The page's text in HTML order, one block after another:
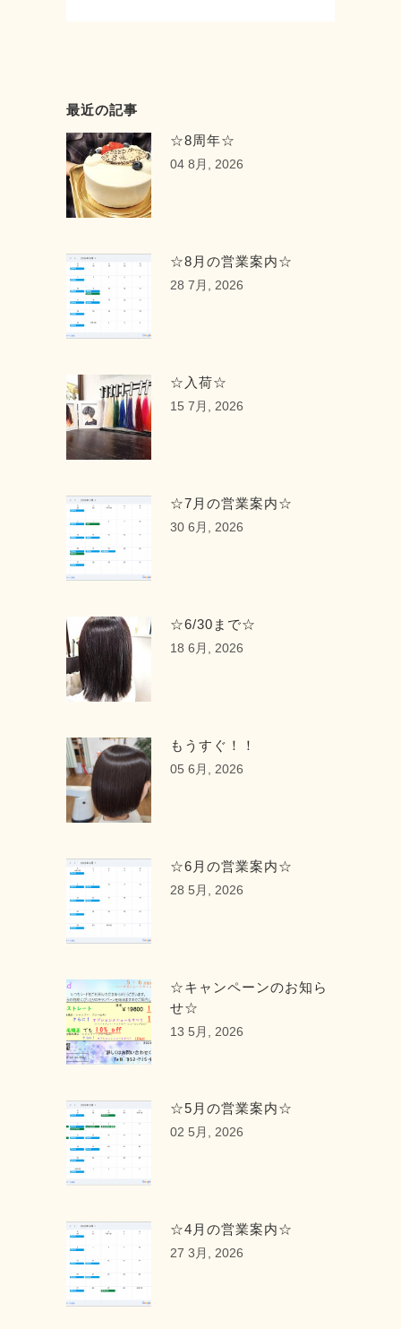
最近の記事
☆8周年☆
04 8月, 2026
☆8月の営業案内☆
28 7月, 2026
☆入荷☆
15 7月, 2026
☆7月の営業案内☆
30 6月, 2026
☆6/30まで☆
18 6月, 2026
もうすぐ！！
05 6月, 2026
☆6月の営業案内☆
28 5月, 2026
☆キャンペーンのお知ら
せ☆
13 5月, 2026
☆5月の営業案内☆
02 5月, 2026
☆4月の営業案内☆
27 3月, 2026